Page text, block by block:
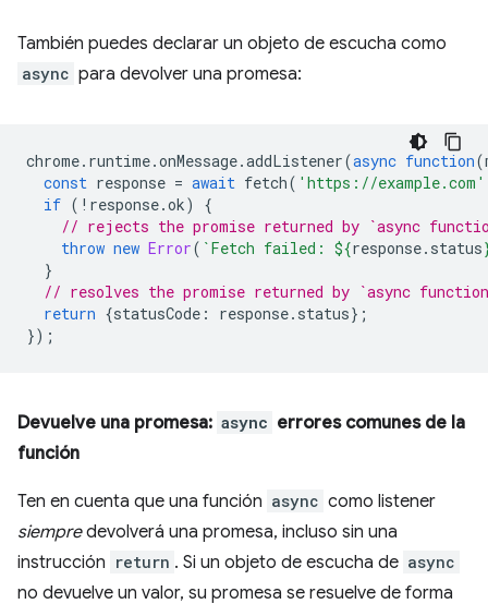
También puedes declarar un objeto de escucha como
async para devolver una promesa:
chrome. runtime.onMessage.addListener(async function(
const response = await fetch( 'https://example.com'
if ( ! response.ok)
{
// rejects the promise returned by `async
throw new Error( `Fetch failed: ${response. status
}
// resolves the promise returned by `async
return {statusCode : response. status};
});
Devuelve una promesa: async errores comunes de la
función
Ten en cuenta que una función async como listener
siempredevolverá una promesa, incluso sin una
instrucción return . Si un objeto de escucha de async
no devuelve un valor, su promesa se resuelve de forma